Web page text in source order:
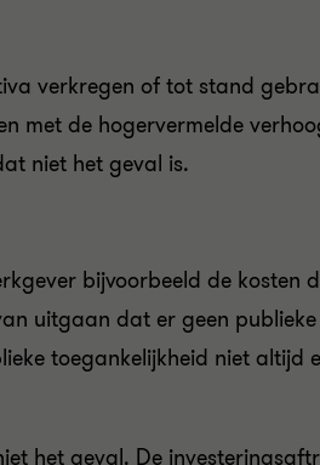
verkregen of tot stand
met de hogervermelde
niet het geval is.
bijvoorbeeld de kosten
uitgaan dat er geen
toegankelijkheid niet altijd
het geval. De